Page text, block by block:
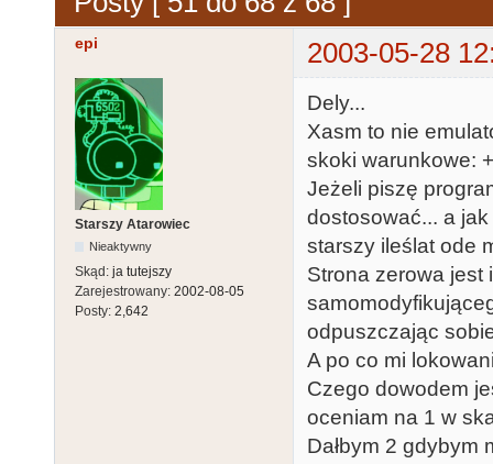
epi 2003-05-28
Starszy Atarowiec
Nieaktywny
Skąd: ja tutejszy
Zarejestrowany: 2002-08-05
Posty: 2,642
Dely...
Xasm to nie
skoki warunkowe:
Jeżeli piszę
dostosować... a
starszy ileślat ode
Strona zerowa jest
odpuszczając
A po co mi
Czego dowodem
oceniam na 1 w
Dałbym 2 gdybym